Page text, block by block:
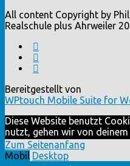
All content Copyright by
Realschule plus Ahrweiler
Bereitgestellt von
WPtouch Mobile Suite for
Diese Website benutzt
nutzt, gehen wir von
Zum Seitenanfang
Mobil Desktop